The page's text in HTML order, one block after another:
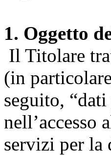
1. Oggetto
Il Titolare
(in
seguito,
nell’accesso
servizi per la